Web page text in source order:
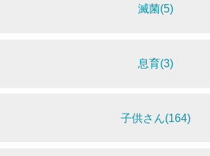
滅菌(5)
息育(3)
子供さん(164)